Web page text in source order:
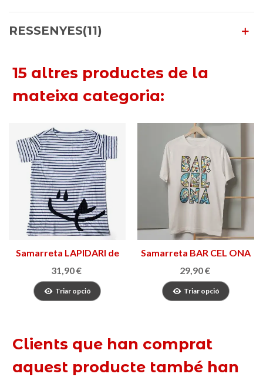
RESSENYES(11)
15 altres productes de la
mateixa categoria:
Samarreta LAPIDARI de
Joan Miró
31,90 €
Triar opció
Samarreta BAR CEL ONA
29,90 €
Triar opció
Clients que han comprat
aquest producte també han